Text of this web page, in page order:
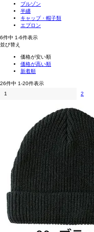
ブルゾン
半纏
キャップ・帽子類
エプロン
6件中 1-6件表示
並び替え
価格が安い順
価格が高い順
新着順
26件中 1-20件表示
1
2